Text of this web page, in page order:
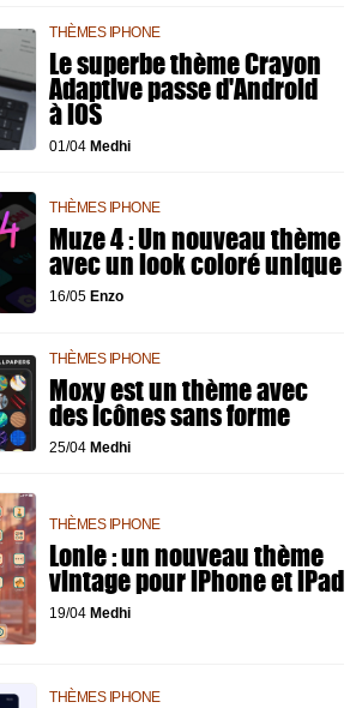
THÈMES IPHONE
Le superbe thème Crayon
Adaptive passe d'Android
à iOS
01/04 Medhi
THÈMES IPHONE
Muze 4 : Un nouveau thème
avec un look coloré unique
16/05 Enzo
THÈMES IPHONE
Moxy est un thème avec
des icônes sans forme
25/04 Medhi
THÈMES IPHONE
Lonie : un nouveau thème
vintage pour iPhone et iPad
19/04 Medhi
THÈMES IPHONE